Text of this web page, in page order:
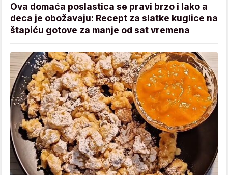
Ova domaća poslastica se pravi brzo i lako a
deca je obožavaju: Recept za slatke kuglice na
štapiću gotove za manje od sat vremena